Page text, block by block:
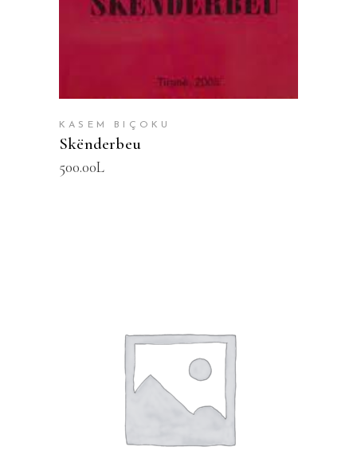
KASEM BIÇOKU
Skënderbeu
500.00L
SHTOJE NË SHPORTË